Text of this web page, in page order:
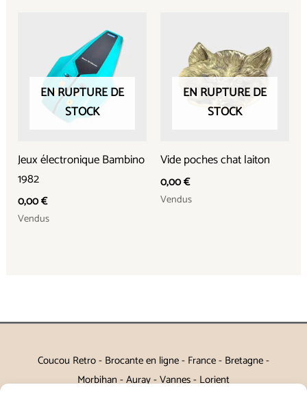
EN RUPTURE DE
STOCK
Jeux électronique Bambino
1982
0,00€
Vendus
EN RUPTURE DE
STOCK
Vide poches chat laiton
0,00€
Vendus
Coucou Retro - Brocante en ligne - France - Bretagne -
Morbihan - Auray - Vannes - Lorient